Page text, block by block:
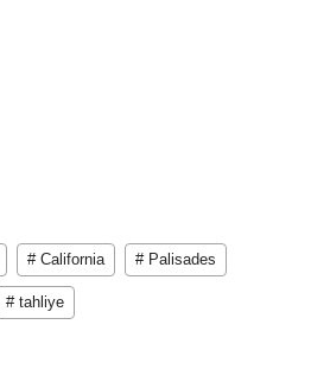
# California # Palisades
# tahliye